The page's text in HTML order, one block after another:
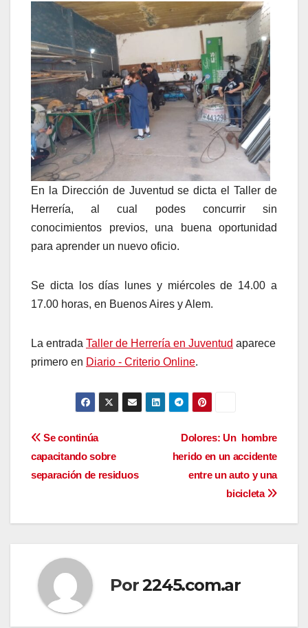
En la Dirección de Juventud se dicta el Taller de
Herrería, al cual podes concurrir sin
conocimientos previos, una buena oportunidad
para aprender un nuevo oficio.
Se dicta los días lunes y miércoles de 14.00 a
17.00 horas, en Buenos Aires y Alem.
La entrada Taller de Herrería en Juventud aparece
primero en Diario - Criterio Online.
Navegación
de
Dolores: Un hombre
herido en un accidente
entre un auto y una
bicicleta
Se continúa
capacitando sobre
separación de residuos
Por2245.com.ar